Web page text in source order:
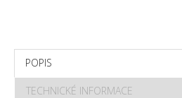
POPIS
TECHNICKÉ INFORMACE